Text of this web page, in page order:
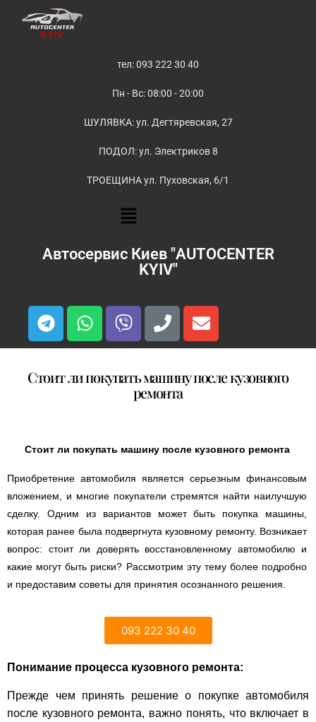
тел: 093 222 30 40
Пн - Вс: 08:00 - 20:00
ШУЛЯВКА: ул. Дегтяревская, 27
ПОДОЛ: ул. Электриков 8
ТРОЕЩИНА ул. Пуховская, 6/1
Автосервис Киев "AUTOCENTER
KYIV"
Стоит ли покупать машину после кузовного
ремонта
Стоит ли покупать машину после кузовного ремонта
Приобретение автомобиля является серьезным финансовым
вложением, и многие покупатели стремятся найти наилучшую
сделку. Одним из вариантов может быть покупка машины,
которая ранее была подвергнута кузовному ремонту. Возникает
вопрос: стоит ли доверять восстановленному автомобилю и
какие могут быть риски? Рассмотрим эту тему более подробно
и предоставим советы для принятия осознанного решения.
093 222 30 40
Понимание процесса кузовного ремонта:
Прежде чем принять решение о покупке автомобиля
после кузовного ремонта, важно понять, что включает в